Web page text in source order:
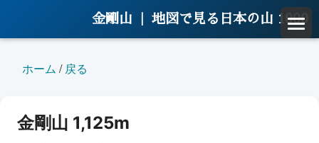
金剛山 | 地図で見る日本の山 1000
ホーム /戻る
金剛山 1,125m